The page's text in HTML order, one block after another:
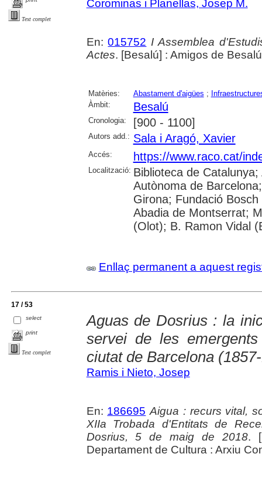
Text complet
Corominas i Planellas, Josep M.
En:015752 I Assemblea
Actes. [Besalú] : Amigos de
Matèries: Abastament d'aigües ;
Àmbit:
Besalú
Cronologia: [900 - 1100]
Autors add.: Sala i Aragó, Xavier
Accés: https://www.raco.cat/
Localització: Biblioteca de
Autònoma de
Girona; Fundació
Abadia de Montserrat;
(Olot); B. Ramon Vidal
Enllaç permanent a aquest
17 / 53
select
print
Text complet
Aguas de Dosrius : la
servei de les
ciutat de Barcelona
Ramis i Nieto, Josep
En: 186695 Aigua : recurs vital,
XIIa Trobada d'Entitats de
Dosrius, 5 de maig de 2018.
Departament de Cultura : Arxiu